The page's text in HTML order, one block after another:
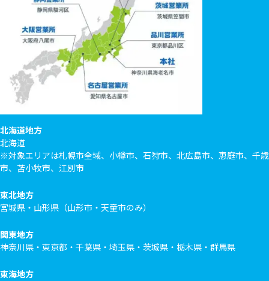
北海道地方
北海道
※対象エリアは札幌市全域、小樽市、石狩市、北広島市、恵庭市、千歳
市、苫小牧市、江別市
東北地方
宮城県・山形県（山形市・天童市のみ）
関東地方
神奈川県・東京都・千葉県・埼玉県・茨城県・栃木県・群馬県
東海地方